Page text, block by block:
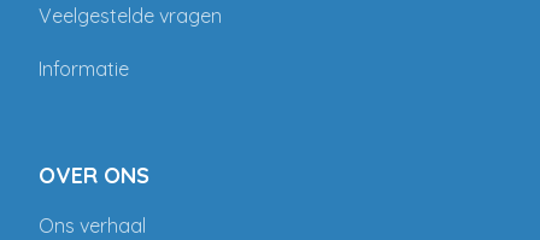
Veelgestelde vragen
Informatie
OVER ONS
Ons verhaal